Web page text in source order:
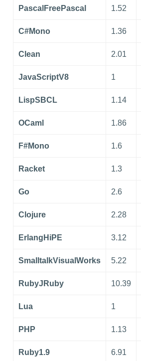
PascalFreePascal 1.52
C#Mono 1.36
Clean 2.01
JavaScriptV8 1
LispSBCL 1.14
OCaml 1.86
F#Mono 1.6
Racket 1.3
Go 2.6
Clojure 2.28
ErlangHiPE 3.12
SmalltalkVisualWorks 5.22
RubyJRuby 10.39
Lua 1
PHP 1.13
Ruby1.9 6.91